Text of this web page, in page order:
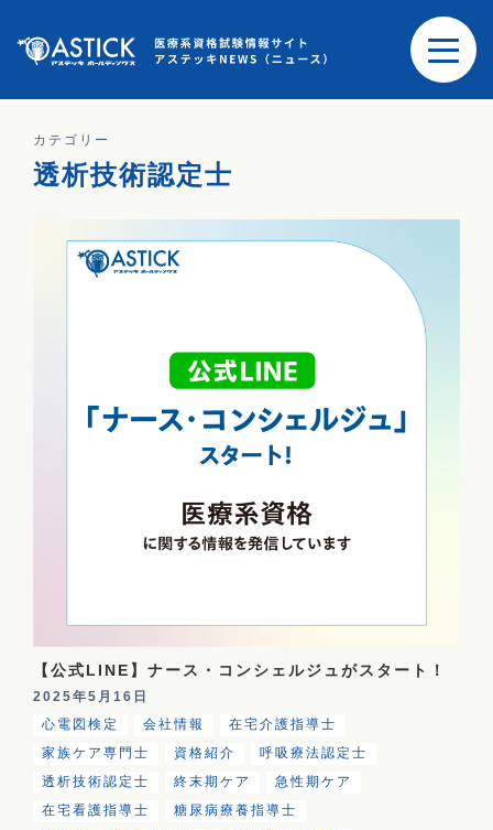
カテゴリー
透析技術認定士
【公式LINE】ナース・コンシェルジュがスタート！
2025年5月16日
心電図検定
会社情報
在宅介護指導士
家族ケア専門士
資格紹介
呼吸療法認定士
透析技術認定士
終末期ケア
急性期ケア
在宅看護指導士
糖尿病療養指導士